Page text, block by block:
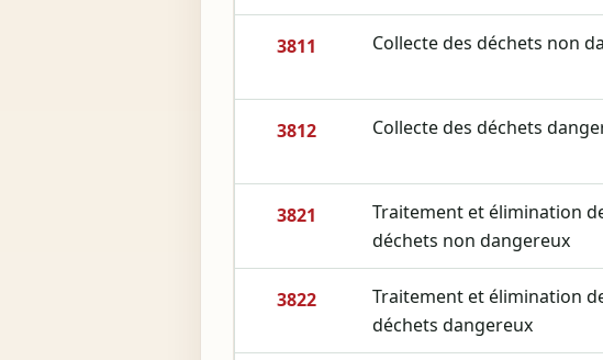
3811 Collecte des déchets non
3812 Collecte des déchets
3821
Traitement et élimination
déchets non dangereux
3822
Traitement et élimination
déchets dangereux